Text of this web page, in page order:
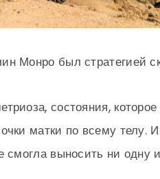
Монро был стратегией
состояния,
матки по всему телу.
смогла выносить ни одну